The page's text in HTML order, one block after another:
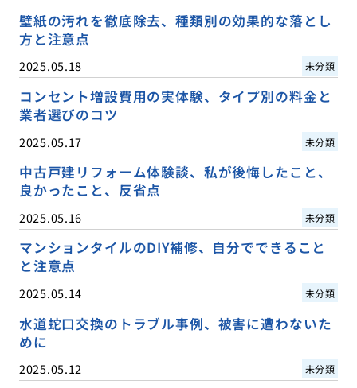
壁紙の汚れを徹底除去、種類別の効果的な落とし
方と注意点
2025.05.18 未分類
コンセント増設費用の実体験、タイプ別の料金と
業者選びのコツ
2025.05.17 未分類
中古戸建リフォーム体験談、私が後悔したこと、
良かったこと、反省点
2025.05.16 未分類
マンションタイルのDIY補修、自分でできること
と注意点
2025.05.14 未分類
水道蛇口交換のトラブル事例、被害に遭わないた
めに
2025.05.12 未分類